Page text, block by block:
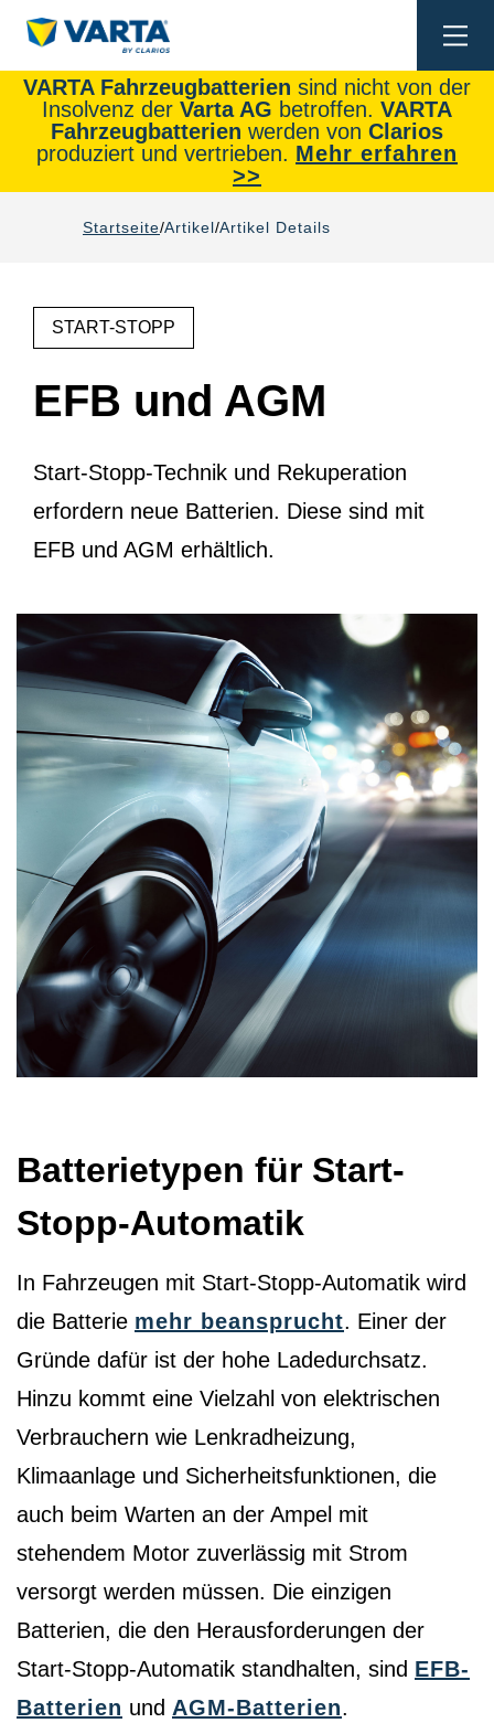
VARTA Fahrzeugbatterien sind nicht von der
Insolvenz der Varta AG betroffen. VARTA
Fahrzeugbatterien werden von Clarios
produziert und vertrieben. Mehr erfahren
>>
Startseite Artikel Artikel Details
START-STOPP
EFB und AGM
Start-Stopp-Technik und Rekuperation
erfordern neue Batterien. Diese sind mit
EFB und AGM erhältlich.
Batterietypen für Start-
Stopp-Automatik
In Fahrzeugen mit Start-Stopp-Automatik wird
die Batterie mehr beansprucht. Einer der
Gründe dafür ist der hohe Ladedurchsatz.
Hinzu kommt eine Vielzahl von elektrischen
Verbrauchern wie Lenkradheizung,
Klimaanlage und Sicherheitsfunktionen, die
auch beim Warten an der Ampel mit
stehendem Motor zuverlässig mit Strom
versorgt werden müssen. Die einzigen
Batterien, die den Herausforderungen der
Start-Stopp-Automatik standhalten, sind EFB-
Batterien und AGM-Batterien.